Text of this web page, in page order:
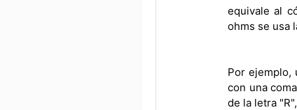
equivale al
ohms se usa
Por ejemplo,
con una
de la letra